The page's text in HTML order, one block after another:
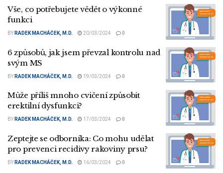
Vše, co potřebujete vědět o výkonné
funkci
BY RADEK MACHÁČEK, M.D. 20/03/2024 0
6 způsobů, jak jsem převzal kontrolu nad
svým MS
BY RADEK MACHÁČEK, M.D. 19/03/2024 0
Může příliš mnoho cvičení způsobit
erektilní dysfunkci?
BY RADEK MACHÁČEK, M.D. 17/03/2024 0
Zeptejte se odborníka: Co mohu udělat
pro prevenci recidivy rakoviny prsu?
BY RADEK MACHÁČEK, M.D. 16/03/2024 0